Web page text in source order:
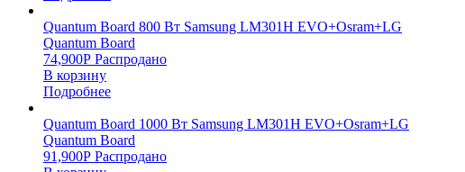
Quantum Board 800 Вт Samsung LM301H EVO+Osram+LG
Quantum Board
74,900Р Распродано
В корзину
Подробнее
Quantum Board 1000 Вт Samsung LM301H EVO+Osram+LG
Quantum Board
91,900Р Распродано